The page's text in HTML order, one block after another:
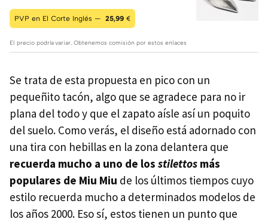
PVP en El Corte Inglés — 25,99 €
El precio podría variar. Obtenemos comisión por estos enlaces
Se trata de esta propuesta en pico con un
pequeñito tacón, algo que se agradece para no ir
plana del todo y que el zapato aísle así un poquito
del suelo. Como verás, el diseño está adornado con
una tira con hebillas en la zona delantera que
recuerda mucho a uno de los stilettos más
populares de Miu Miu de los últimos tiempos cuyo
estilo recuerda mucho a determinados modelos de
los años 2000. Eso sí, estos tienen un punto que